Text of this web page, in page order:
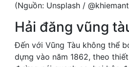
(Nguồn: Unsplash /
Hải đăng vũng
Đến với Vũng Tàu không thể
dựng vào năm 1862, theo